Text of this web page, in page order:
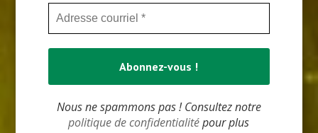
Nous ne spammons pas ! Consultez notre
politique de confidentialitépour plus